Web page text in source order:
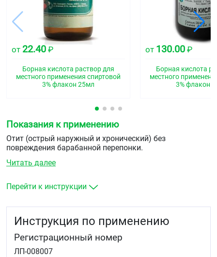
от 22.40 ₽
Борная кислота раствор для
местного применения спиртовой
3% флакон 25мл
от 130.00 ₽
Борная кислота
местного
3% флакон
Показания к применению
Отит (острый наружный и хронический) без
повреждения барабанной перепонки.
Читать далее
Перейти к инструкции
Инструкция по применению
Регистрационный номер
ЛП-008007